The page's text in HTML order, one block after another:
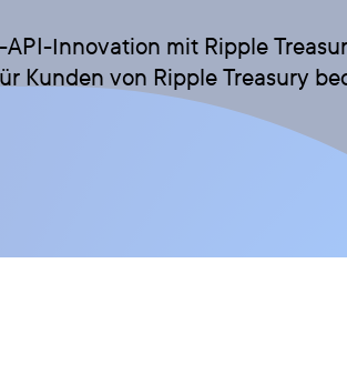
Innovation mit Ripple
Kunden von Ripple Treasury